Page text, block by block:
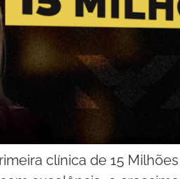
clínica de 15